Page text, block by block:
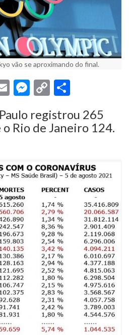
vão se aproximando do final.
EmailMessenger
Copy
registrou 265
Rio de Janeiro 124.